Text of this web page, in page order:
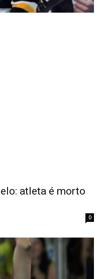
atleta é morto
0